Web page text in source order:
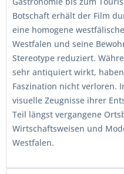
Botschaft erhält der Film
eine homogene
Westfalen und seine
Stereotype reduziert.
sehr antiquiert wirkt,
Faszination nicht verloren.
visuelle Zeugnisse ihrer
Teil längst vergangene
Wirtschaftsweisen und
Westfalen.